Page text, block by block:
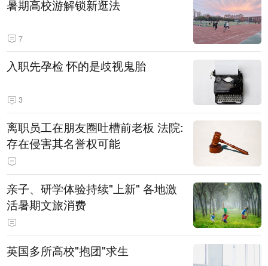
暑期高校游解锁新逛法
7
入职先孕检 怀的是歧视鬼胎
3
离职员工在朋友圈吐槽前老板 法院:
存在侵害其名誉权可能
亲子、研学体验持续"上新" 各地激
活暑期文旅消费
英国多所高校"抱团"求生